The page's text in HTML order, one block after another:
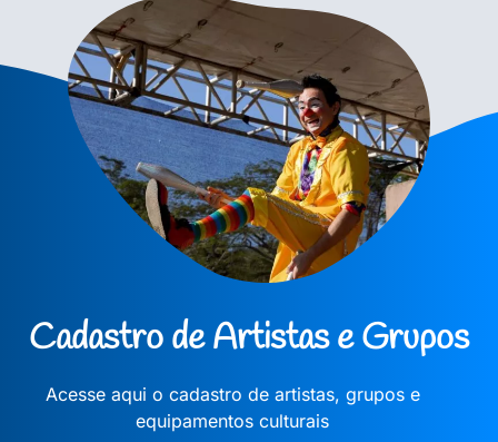
Cadastro de Artistas e Grupos
Acesse aqui o cadastro de artistas, grupos e
equipamentos culturais